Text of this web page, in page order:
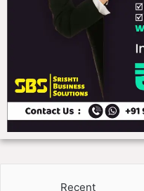
Recent